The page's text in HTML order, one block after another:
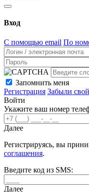
Вход
С помощью email По
Запомнить меня
Регистрация Забыли
Войти
Укажите ваш номер
Далее
Регистрируясь, вы
соглашения.
Введите код из SMS:
Далее